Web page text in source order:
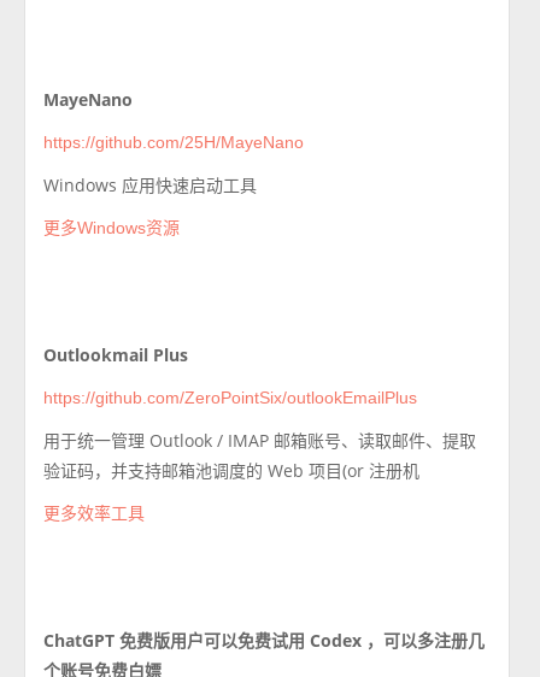
MayeNano
https://github.com/25H/MayeNano
Windows 应用快速启动工具
更多Windows资源
Outlookmail Plus
https://github.com/ZeroPointSix/outlookEmailPlus
用于统一管理 Outlook / IMAP 邮箱账号、读取邮件、提取
验证码，并支持邮箱池调度的 Web 项目(or 注册机
更多效率工具
ChatGPT 免费版用户可以免费试用 Codex ，可以多注册几
个账号免费白嫖